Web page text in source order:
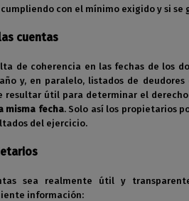
con el mínimo exigido y si se
cuentas
de coherencia en las fechas de los
y, en paralelo, listados de
resultar útil para determinar el
misma fecha. Solo así los propietarios
del ejercicio.
sea realmente útil y
información: